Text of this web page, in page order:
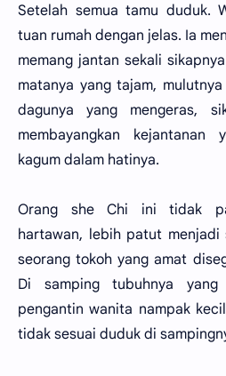
Setelah semua tamu duduk.
tuan rumah dengan jelas. Ia
memang jantan sekali
matanya yang tajam,
dagunya yang mengeras,
membayangkan kejantanan
kagum dalam hatinya.
Orang she Chi ini tidak
hartawan, lebih patut menjadi
seorang tokoh yang amat
Di samping tubuhnya
pengantin wanita nampak
tidak sesuai duduk di